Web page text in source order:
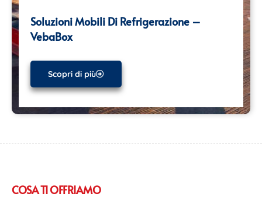
Soluzioni Mobili Di Refrigerazione –
VebaBox
Scopri di più
COSA TI OFFRIAMO